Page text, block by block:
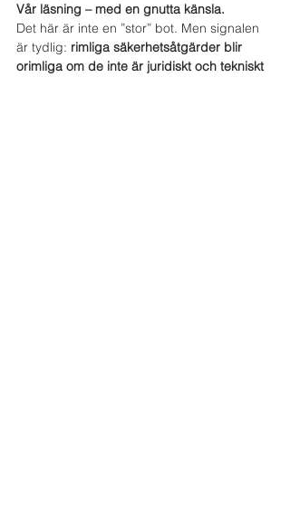
Vår läsning – med en gnutta känsla.
Det här är inte en ”stor” bot. Men signalen
är tydlig: rimliga säkerhetsåtgärder blir
orimliga om de inte är juridiskt och tekniskt